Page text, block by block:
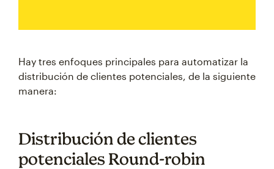
Hay tres enfoques principales para automatizar la
distribución de clientes potenciales, de la siguiente
manera:
Distribución de clientes
potenciales Round-robin